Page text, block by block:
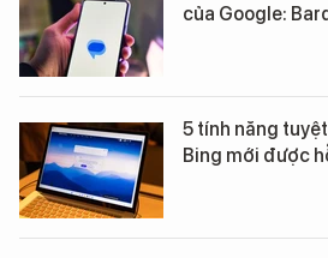
của Google:
5 tính năng
Bing mới được